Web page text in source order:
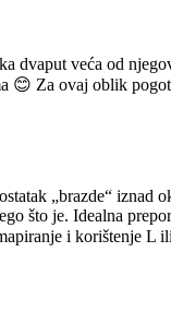
dvaput veća od
😊 Za ovaj oblik
„brazde“ iznad
što je. Idealna
i korištenje